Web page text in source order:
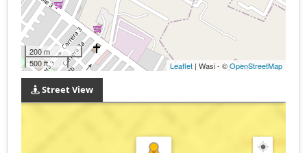
200 m
500 ft
Leaflet | Wasi - ©OpenStreetMap
Street View